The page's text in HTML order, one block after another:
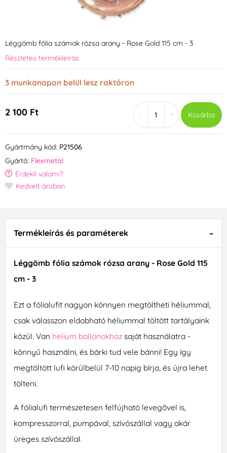
Léggömb fólia számok rózsa arany - Rose Gold 115 cm - 3
Részletes termékleírás
3 munkanapon belül lesz raktáron
2 100 Ft + Kosárba
Gyártmány kód: P21506
Gyártó: Flexmetal
Érdekli valami?
Kedvelt áruban
Termékleírás és paraméterek
Léggömb fólia számok rózsa arany - Rose Gold 115
cm - 3
Ezt a fólialufit nagyon könnyen megtöltheti héliummal,
csak válasszon eldobható héliummal töltött tartályaink
közül. Van helium ballonokhozsaját használatra -
könnyű használni, és bárki tud vele bánni! Egy így
megtöltött lufi körülbelül 7-10 napig bírja, és újra lehet
tölteni.
A fólialufi természetesen felfújható levegővel is,
kompresszorral, pumpával, szívószállal vagy akár
üreges szívószállal.